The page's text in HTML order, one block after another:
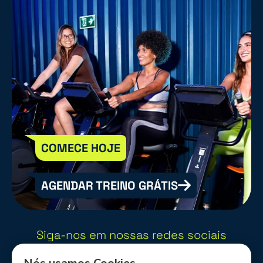
COMECE HOJE
AGENDAR TREINO GRÁTIS
Siga-nos em nossas redes sociais